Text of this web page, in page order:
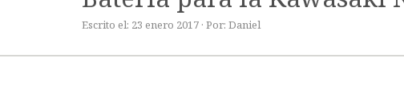
Escrito el: 23 enero 2017 · Por: Daniel